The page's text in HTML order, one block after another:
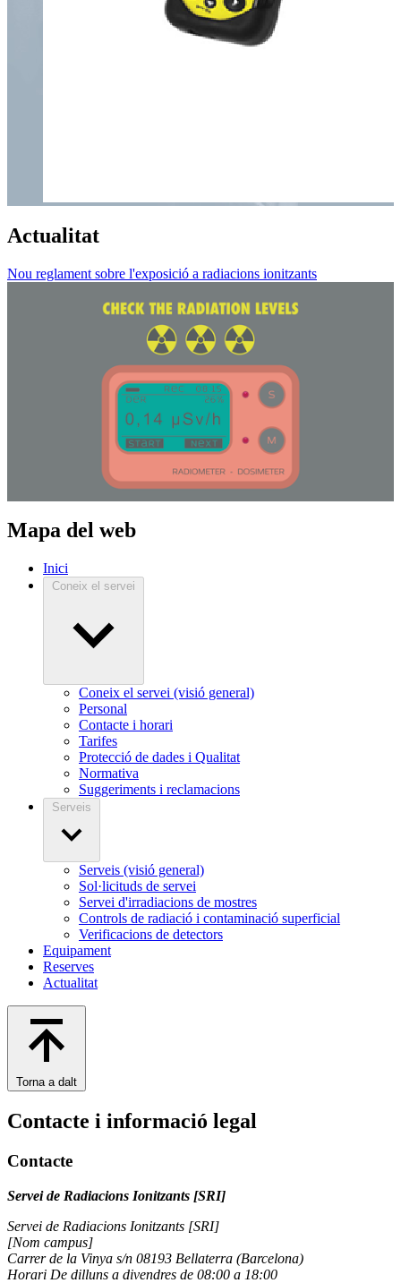
Actualitat
Nou reglament sobre l'exposició a radiacions ionitzants
Mapa del web
Inici
Coneix el servei
Coneix el servei (visió general)
Personal
Contacte i horari
Tarifes
Protecció de dades i Qualitat
Normativa
Suggeriments i reclamacions
Serveis
Serveis (visió general)
Sol·licituds de servei
Servei d'irradiacions de mostres
Controls de radiació i contaminació superficial
Verificacions de detectors
Equipament
Reserves
Actualitat
Torna a dalt
Contacte i informació legal
Contacte
Servei de Radiacions Ionitzants [SRI]
Servei de Radiacions Ionitzants [SRI]
[Nom campus]
Carrer de la Vinya s/n 08193 Bellaterra (Barcelona)
Horari De dilluns a divendres de 08:00 a 18:00